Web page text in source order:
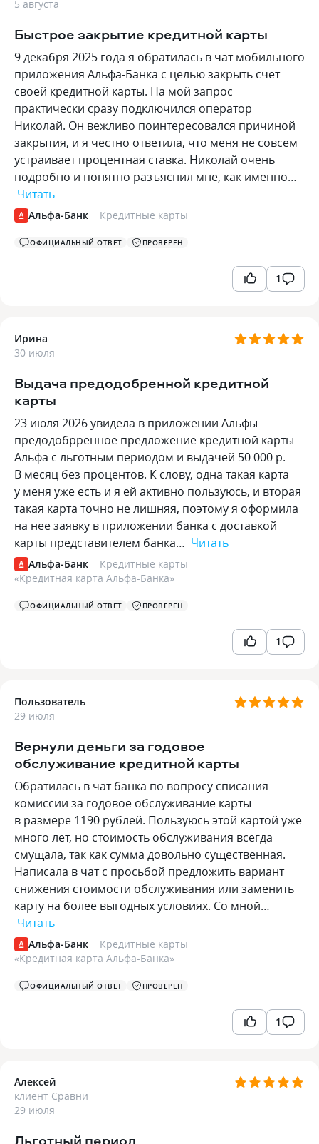
5 августа
Быстрое закрытие кредитной карты
9 декабря 2025 года я обратилась в чат мобильного
приложения Альфа-Банка с целью закрыть счет
своей кредитной карты. На мой запрос
практически сразу подключился оператор
Николай. Он вежливо поинтересовался причиной
закрытия, и я честно ответила, что меня не совсем
устраивает процентная ставка. Николай очень
подробно и понятно разъяснил мне, как именно…
Читать
Альфа-Банк Кредитные карты
ОФИЦИАЛЬНЫЙ ОТВЕТ ПРОВЕРЕН
1
Ирина
30 июля
Выдача предодобренной кредитной
карты
23 июля 2026 увидела в приложении Альфы
предодобрренное предложение кредитной карты
Альфа с льготным периодом и выдачей 50 000 р.
В месяц без процентов. К слову, одна такая карта
у меня уже есть и я ей активно пользуюсь, и вторая
такая карта точно не лишняя, поэтому я оформила
на нее заявку в приложении банка с доставкой
карты представителем банка… Читать
Альфа-Банк
Кредитные карты
«Кредитная карта Альфа-Банка»
ОФИЦИАЛЬНЫЙ ОТВЕТ ПРОВЕРЕН
1
Пользователь
29 июля
Вернули деньги за годовое
обслуживание кредитной карты
Обратилась в чат банка по вопросу списания
комиссии за годовое обслуживание карты
в размере 1190 рублей. Пользуюсь этой картой уже
много лет, но стоимость обслуживания всегда
смущала, так как сумма довольно существенная.
Написала в чат с просьбой предложить вариант
снижения стоимости обслуживания или заменить
карту на более выгодных условиях. Со мной…
Читать
Альфа-Банк
Кредитные карты
«Кредитная карта Альфа-Банка»
ОФИЦИАЛЬНЫЙ ОТВЕТ ПРОВЕРЕН
1
Алексей
клиент Сравни
29 июля
Льготный период